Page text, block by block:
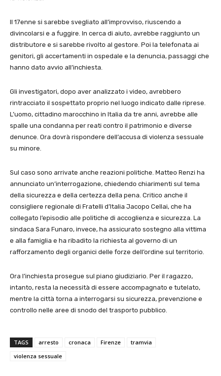
Il 17enne si sarebbe svegliato all’improvviso, riuscendo a
divincolarsi e a fuggire. In cerca di aiuto, avrebbe raggiunto un
distributore e si sarebbe rivolto al gestore. Poi la telefonata ai
genitori, gli accertamenti in ospedale e la denuncia, passaggi che
hanno dato avvio all’inchiesta.
Gli investigatori, dopo aver analizzato i video, avrebbero
rintracciato il sospettato proprio nel luogo indicato dalle riprese.
L’uomo, cittadino marocchino in Italia da tre anni, avrebbe alle
spalle una condanna per reati contro il patrimonio e diverse
denunce. Ora dovrà rispondere dell’accusa di violenza sessuale
su minore.
Sul caso sono arrivate anche reazioni politiche. Matteo Renzi ha
annunciato un’interrogazione, chiedendo chiarimenti sul tema
della sicurezza e della certezza della pena. Critico anche il
consigliere regionale di Fratelli d’Italia Jacopo Cellai, che ha
collegato l’episodio alle politiche di accoglienza e sicurezza. La
sindaca Sara Funaro, invece, ha assicurato sostegno alla vittima
e alla famiglia e ha ribadito la richiesta al governo di un
rafforzamento degli organici delle forze dell’ordine sul territorio.
Ora l’inchiesta prosegue sul piano giudiziario. Per il ragazzo,
intanto, resta la necessità di essere accompagnato e tutelato,
mentre la città torna a interrogarsi su sicurezza, prevenzione e
controllo nelle aree di snodo del trasporto pubblico.
TAGS arresto cronaca Firenze
tramvia
violenza sessuale